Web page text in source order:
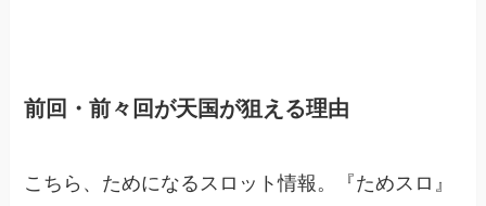
前回・前々回が天国が狙える理由
こちら、ためになるスロット情報。『ためスロ』